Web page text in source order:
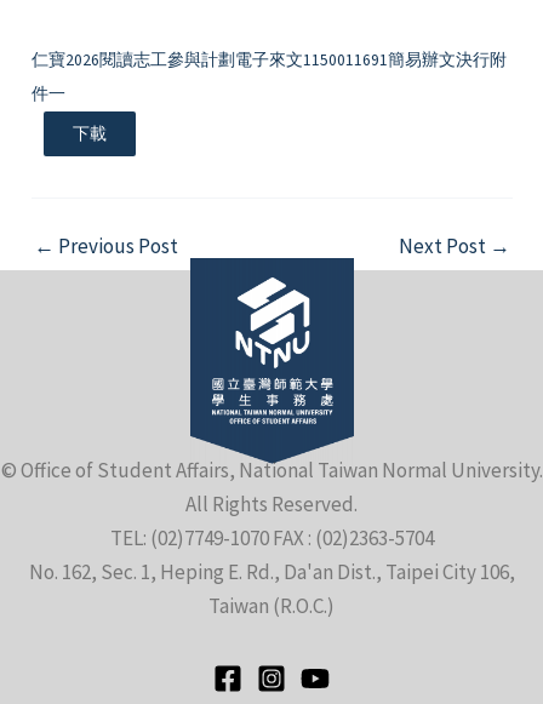
仁寶2026閱讀志工參與計劃電子來文1150011691簡易辦文決行附
件一
下載
Post
navigation
← Previous Post Next Post →
© Office of Student Affairs, National Taiwan Normal University.
All Rights Reserved.
TEL: (02)7749-1070 FAX : (02)2363-5704
No. 162, Sec. 1, Heping E. Rd., Da'an Dist., Taipei City 106,
Taiwan (R.O.C.)